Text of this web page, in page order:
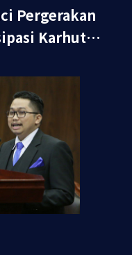
Pergerakan
Karhutla